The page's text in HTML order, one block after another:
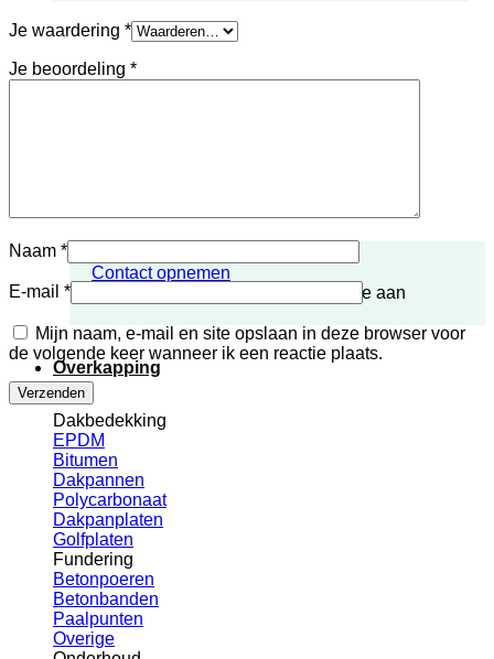
Contact opnemen
Vraag vrijblijvend een offerte aan
Overkapping
Dakbedekking
EPDM
Bitumen
Dakpannen
Polycarbonaat
Dakpanplaten
Golfplaten
Fundering
Betonpoeren
Betonbanden
Paalpunten
Overige
Je waardering *
Je beoordeling *
Naam *
E-mail *
Mijn naam, e-mail en site opslaan in deze browser voor
de volgende keer wanneer ik een reactie plaats.